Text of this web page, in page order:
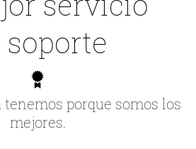
soporte
porque somos los
mejores.